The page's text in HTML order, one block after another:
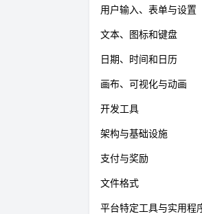
用户输入、表单与设置
文本、图标和键盘
日期、时间和日历
画布、可视化与动画
开发工具
架构与基础设施
支付与奖励
文件格式
平台特定工具与实用程